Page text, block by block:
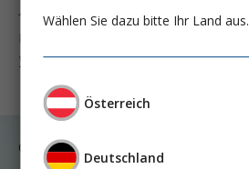
Weiter lesen ...
© Medicom VerlagsgmbH
Wählen Sie dazu bitte Ihr Land aus.
Österreich
Deutschland